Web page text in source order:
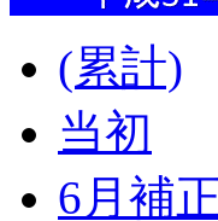
(累計)
当初
6月補正